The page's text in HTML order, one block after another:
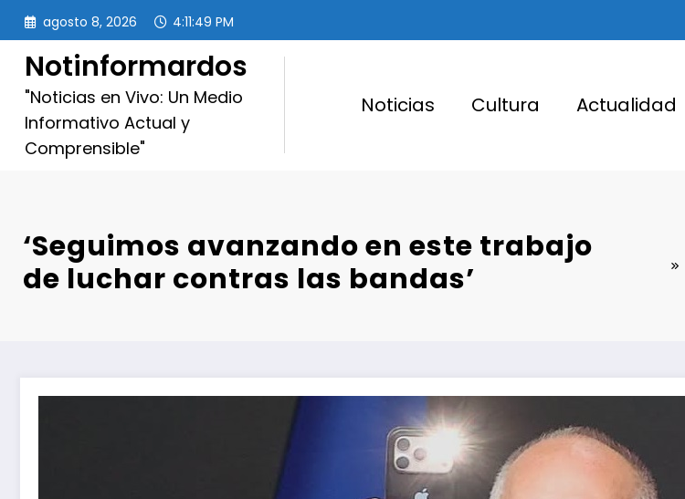
Saltar
contenido
agosto 8, 2026 4:11:51 PM
Notinformardos
"Noticias en Vivo: Un Medio
Informativo Actual y
Comprensible"
Noticias Cultura Actualidad
‘Seguimos avanzando en este trabajo
de luchar contras las bandas’